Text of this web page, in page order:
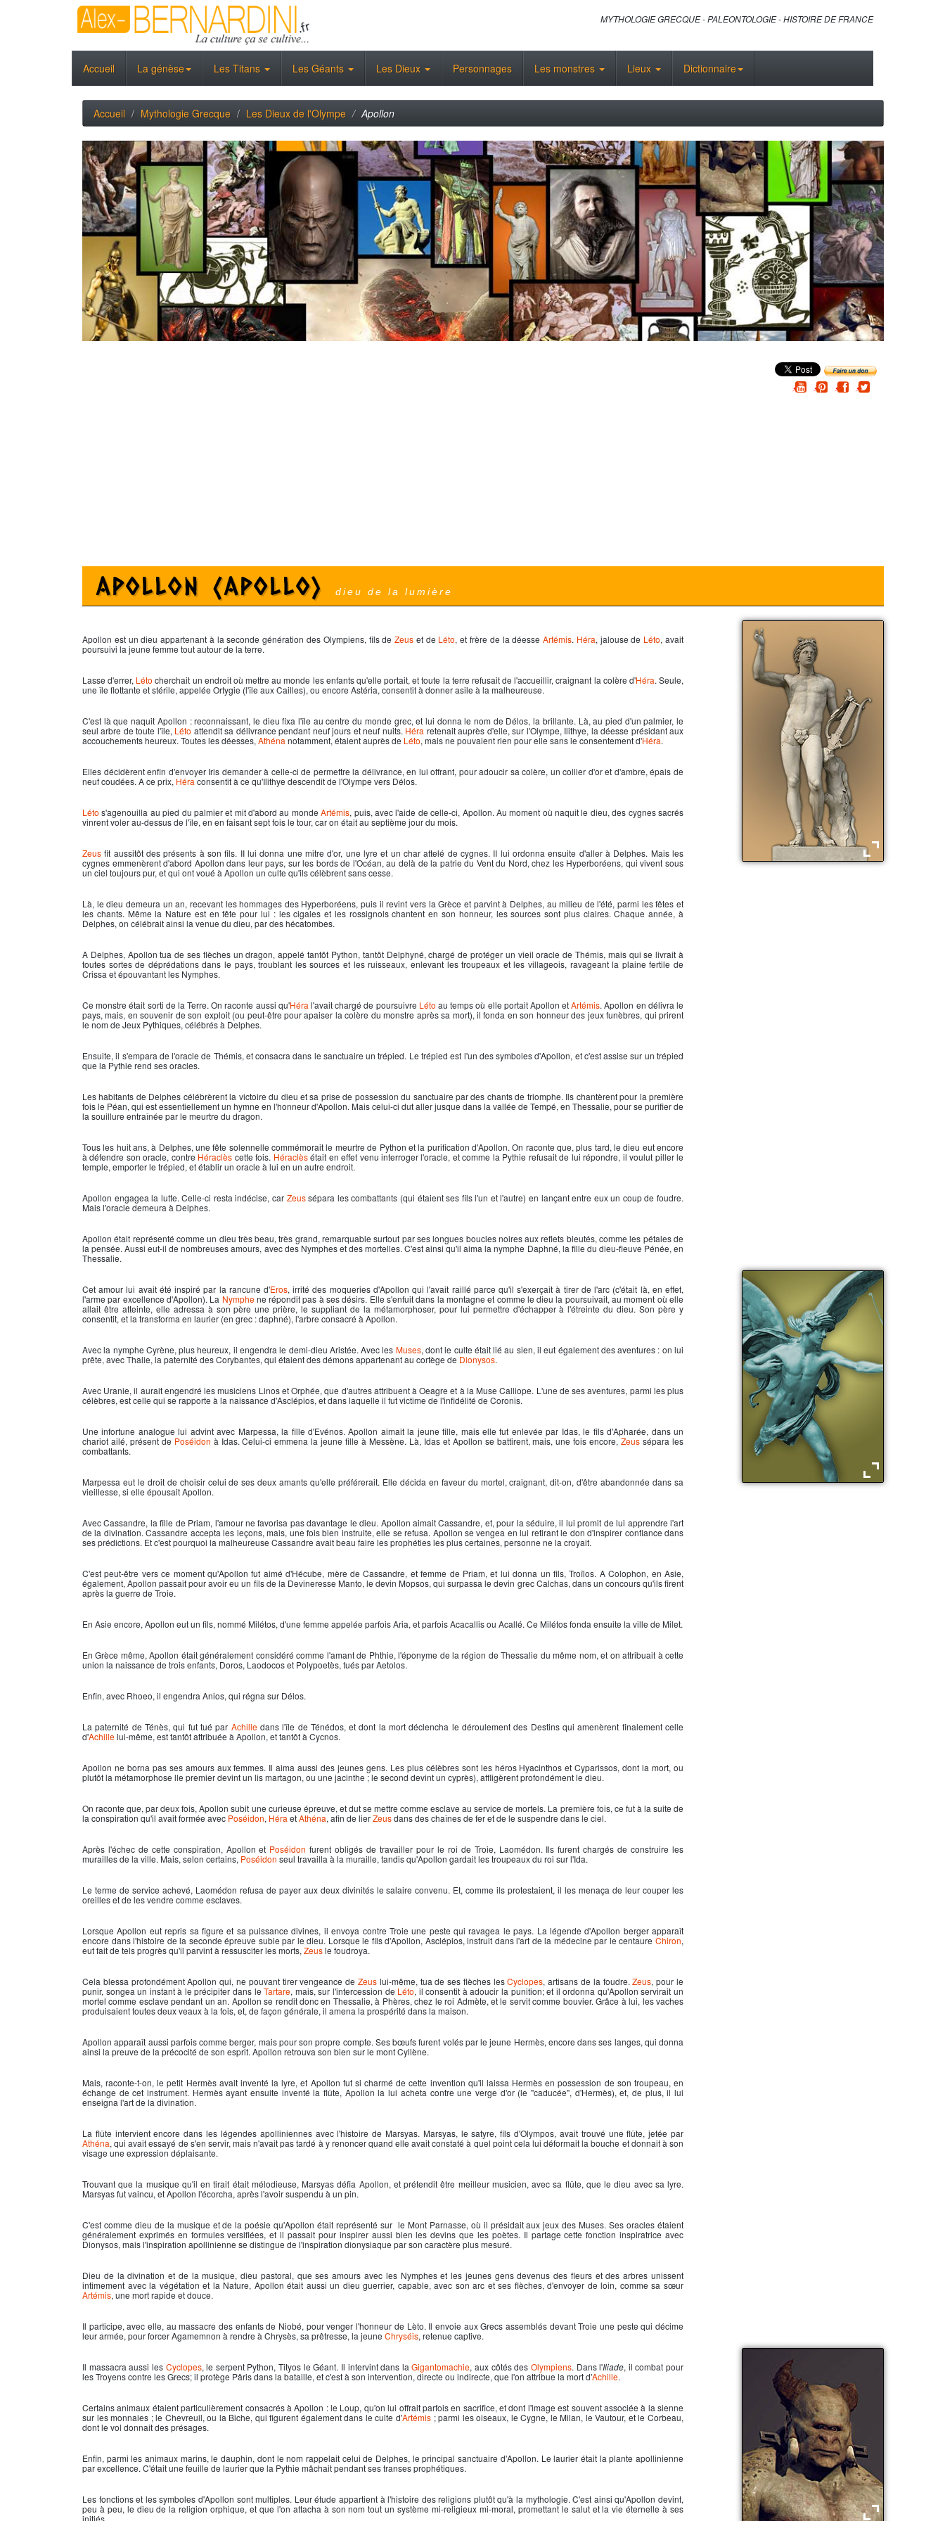
MYTHOLOGIE GRECQUE - PALEONTOLOGIE - HISTOIRE DE FRANCE
Accueil La génèse Les Titans Les Géants Les Dieux Personnages Les monstres Lieux Dictionnaire
Accueil Mythologie Grecque Les Dieux de l'Olympe Apollon
Apollon (Apollo) dieu de la lumière
Apollon est un dieu appartenant à la seconde génération des Olympiens, fils deZeus et de Léto, et frère de la déesseArtémis. Héra, jalouse de Léto, avait
poursuivi la jeune femme tout autour de la terre.
Lasse d'errer, Léto cherchait un endroit où mettre au monde les enfants qu'elle portait, et toute la terre refusait de l'accueillir, craignant la colère d'Héra. Seule,
une île flottante et stérile, appelée Ortygie (l'île aux Cailles), ou encore Astéria, consentit à donner asile à la malheureuse.
C'est là que naquit Apollon : reconnaissant, le dieu fixa l'île au centre du monde grec, et lui donna le nom de Délos, la brillante. Là, au pied d'un palmier, le
seul arbre de toute l'île, Léto attendit sa délivrance pendant neuf jours et neuf nuits. Héra retenait auprès d'elle, sur l'Olympe, Ilithye, la déesse présidant aux
accouchements heureux. Toutes les déesses, Athéna notamment, étaient auprès de Léto, mais ne pouvaient rien pour elle sans le consentement d'Héra.
Elles décidèrent enfin d'envoyer Iris demander à celle-ci de permettre la délivrance, en lui offrant, pour adoucir sa colère, un collier d'or et d'ambre, épais de
neuf coudées. A ce prix, Héraconsentit à ce qu'Ilithye descendit de l'Olympe vers Délos.
Léto s'agenouilla au pied du palmier et mit d'abord au mondeArtémis, puis, avec l'aide de celle-ci, Apollon. Au moment où naquit le dieu, des cygnes sacrés
vinrent voler au-dessus de l'île, en en faisant sept fois le tour, car on était au septième jour du mois.
Zeus fit aussitôt des présents à son fils. II lui donna une mitre d'or, une lyre et un char attelé de cygnes. II lui ordonna ensuite d'aller à Delphes. Mais les
cygnes emmenèrent d'abord Apollon dans leur pays, sur les bords de l'Océan, au delà de la patrie du Vent du Nord, chez les Hyperboréens, qui vivent sous
un ciel toujours pur, et qui ont voué à Apollon un culte qu'ils célèbrent sans cesse.
Là, le dieu demeura un an, recevant les hommages des Hyperboréens, puis il revint vers la Grèce et parvint à Delphes, au milieu de l'été, parmi les fêtes et
les chants. Même la Nature est en fête pour lui : les cigales et les rossignols chantent en son honneur, les sources sont plus claires. Chaque année, à
Delphes, on célébrait ainsi la venue du dieu, par des hécatombes.
A Delphes, Apollon tua de ses flèches un dragon, appelé tantôt Python, tantôt Delphyné, chargé de protéger un vieil oracle de Thémis, mais qui se livrait à
toutes sortes de déprédations dans le pays, troublant les sources et les ruisseaux, enlevant les troupeaux et les villageois, ravageant la plaine fertile de
Crissa et épouvantant les Nymphes.
Ce monstre était sorti de la Terre. On raconte aussi qu'Héra l'avait chargé de poursuivre Léto au temps où elle portaitApollon etArtémis.Apollon en délivra le
pays, mais, en souvenir de son exploit (ou peut-être pour apaiser la colère du monstre après sa mort), il fonda en son honneur des jeux funèbres, qui prirent
le nom de Jeux Pythiques, célébrés à Delphes.
Ensuite, il s'empara de l'oracle de Thémis, et consacra dans le sanctuaire un trépied. Le trépied est l'un des symboles d'Apollon, et c'est assise sur un trépied
que la Pythie rend ses oracles.
Les habitants de Delphes célébrèrent la victoire du dieu et sa prise de possession du sanctuaire par des chants de triomphe. Ils chantèrent pour la première
fois le Péan, qui est essentiellement un hymne en l'honneur d'Apollon. Mais celui-ci dut aller jusque dans la vallée de Tempé, en Thessalie, pour se purifier de
la souillure entraînée par le meurtre du dragon.
Tous les huit ans, à Delphes, une fête solennelle commémorait le meurtre de Python et la purification d'Apollon. On raconte que, plus tard, le dieu eut encore
à défendre son oracle, contre Héraclès cette fois. Héraclèsétait en effet venu interroger l'oracle, et comme la Pythie refusait de lui répondre, il voulut piller le
temple, emporter le trépied, et établir un oracle à lui en un autre endroit.
Apollon engagea la lutte. Celle-ci resta indécise, car Zeussépara les combattants (qui étaient ses fils l'un et l'autre) en lançant entre eux un coup de foudre.
Mais l'oracle demeura à Delphes.
Apollon était représenté comme un dieu très beau, très grand, remarquable surtout par ses longues boucles noires aux reflets bleutés, comme les pétales de
la pensée. Aussi eut-il de nombreuses amours, avec des Nymphes et des mortelles. C'est ainsi qu'il aima la nymphe Daphné, la fille du dieu-fleuve Pénée, en
Thessalie.
Cet amour lui avait été inspiré par la rancune d'Eros, irrité des moqueries d'Apollon qui l'avait raillé parce qu'il s'exerçait à tirer de l'arc (c'était là, en effet,
l'arme par excellence d'Apollon). La Nymphene répondit pas à ses désirs. Elle s'enfuit dans la montagne et comme le dieu la poursuivait, au moment où elle
allait être atteinte, elle adressa à son père une prière, le suppliant de la métamorphoser, pour lui permettre d'échapper à l'étreinte du dieu. Son père y
consentit, et la transforma en laurier (en grec : daphné), l'arbre consacré à Apollon.
Avec la nymphe Cyrène, plus heureux, il engendra le demi-dieu Aristée. Avec les Muses, dont le culte était lié au sien, il eut également des aventures : on lui
prête, avec Thalie, la paternité des Corybantes, qui étaient des démons appartenant au cortège de Dionysos.
Avec Uranie, il aurait engendré les musiciens Linos et Orphée, que d'autres attribuent à Oeagre et à la Muse Calliope. L'une de ses aventures, parmi les plus
célèbres, est celle qui se rapporte à la naissance d'Asclépios, et dans laquelle il fut victime de l'infidélité de Coronis.
Une infortune analogue lui advint avec Marpessa, la fille d'Evénos.Apollon aimait la jeune fille, mais elle fut enlevée par Idas, le fils d'Apharée, dans un
chariot ailé, présent de Poséidon à Idas. Celui-ci emmena la jeune fille à Messène. Là, Idas et Apollon se battirent, mais, une fois encore,Zeus sépara les
combattants.
Marpessa eut le droit de choisir celui de ses deux amants qu'elle préférerait. Elle décida en faveur du mortel, craignant, dit-on, d'être abandonnée dans sa
vieillesse, si elle épousaitApollon.
Avec Cassandre, la fille de Priam, l'amour ne favorisa pas davantage le dieu. Apollon aimait Cassandre, et, pour la séduire, il lui promit de lui apprendre l'art
de la divination. Cassandre accepta les leçons, mais, une fois bien instruite, elle se refusa. Apollon se vengea en lui retirant le don d'inspirer confiance dans
ses prédictions. Et c'est pourquoi la malheureuse Cassandre avait beau faire les prophéties les plus certaines, personne ne la croyait.
C'est peut-être vers ce moment qu'Apollon fut aimé d'Hécube, mère de Cassandre, et femme de Priam, et lui donna un fils, Troïlos. A Colophon, en Asie,
également,Apollon passait pour avoir eu un fils de la Devineresse Manto, le devin Mopsos, qui surpassa le devin grec Calchas, dans un concours qu'ils firent
après la guerre de Troie.
En Asie encore, Apollon eut un fils, nommé Milétos, d'une femme appelée parfois Aria, et parfois Acacallis ou Acallé. Ce Milétos fonda ensuite la ville de Milet.
En Grèce même,Apollon était généralement considéré comme l'amant de Phthie, l'éponyme de la région de Thessalie du même nom, et on attribuait à cette
union la naissance de trois enfants, Doros, Laodocos et Polypoetès, tués par Aetolos.
Enfin, avec Rhoeo, il engendra Anios, qui régna sur Délos.
La paternité de Ténès, qui fut tué par Achilledans l'île de Ténédos, et dont la mort déclencha le déroulement des Destins qui amenèrent finalement celle
d'Achillelui-même, est tantôt attribuée à Apollon, et tantôt à Cycnos.
Apollon ne borna pas ses amours aux femmes. Il aima aussi des jeunes gens. Les plus célèbres sont les héros Hyacinthos et Cyparissos, dont la mort, ou
plutôt la métamorphose lle premier devint un lis martagon, ou une jacinthe ; le second devint un cyprès), affligèrent profondément le dieu.
On raconte que, par deux fois,Apollon subit une curieuse épreuve, et dut se mettre comme esclave au service de mortels. La première fois, ce fut à la suite de
la conspiration qu'il avait formée avec Poséidon, Héra etAthéna, afin de lierZeusdans des chaînes de fer et de le suspendre dans le ciel.
Après l'échec de cette conspiration, Apollon et Poséidon furent obligés de travailler pour le roi de Troie, Laomédon. Ils furent chargés de construire les
murailles de la ville. Mais, selon certains, Poséidon seul travailla à la muraille, tandis qu'Apollon gardait les troupeaux du roi sur l'Ida.
Le terme de service achevé, Laomédon refusa de payer aux deux divinités le salaire convenu. Et, comme ils protestaient, il les menaça de leur couper les
oreilles et de les vendre comme esclaves.
LorsqueApollon eut repris sa figure et sa puissance divines, il envoya contre Troie une peste qui ravagea le pays. La légende d'Apollon berger apparaît
encore dans l'histoire de la seconde épreuve subie par le dieu. Lorsque le fils d'Apollon, Asclépios, instruit dans l'art de la médecine par le centaureChiron,
eut fait de tels progrès qu'il parvint à ressusciter les morts, Zeusle foudroya.
Cela blessa profondémentApollon qui, ne pouvant tirer vengeance de Zeuslui-même, tua de ses flèches lesCyclopes, artisans de la foudre.Zeus, pour le
punir, songea un instant à le précipiter dans leTartare, mais, sur l'intercession de Léto, il consentit à adoucir la punition; et il ordonna qu'Apollon servirait un
mortel comme esclave pendant un an. Apollon se rendit donc en Thessalie, à Phères, chez le roi Admète, et le servit comme bouvier. Grâce à lui, les vaches
produisaient toutes deux veaux à la fois, et, de façon générale, il amena la prospérité dans la maison.
Apollon apparaît aussi parfois comme berger, mais pour son propre compte. Ses bœufs furent volés par le jeune Hermès, encore dans ses langes, qui donna
ainsi la preuve de la précocité de son esprit. Apollon retrouva son bien sur le mont Cyllène.
Mais, raconte-t-on, le petit Hermès avait inventé la lyre, et Apollon fut si charmé de cette invention qu'il laissa Hermès en possession de son troupeau, en
échange de cet instrument. Hermès ayant ensuite inventé la flûte, Apollon la lui acheta contre une verge d'or (le "caducée", d'Hermès), et, de plus, il lui
enseigna l'art de la divination.
La flûte intervient encore dans les légendes apolliniennes avec l'histoire de Marsyas. Marsyas, le satyre, fils d'Olympos, avait trouvé une flûte, jetée par
Athéna, qui avait essayé de s'en servir, mais n'avait pas tardé à y renoncer quand elle avait constaté à quel point cela lui déformait la bouche et donnait à son
visage une expression déplaisante.
Trouvant que la musique qu'il en tirait était mélodieuse, Marsyas défia Apollon, et prétendit être meilleur musicien, avec sa flûte, que le dieu avec sa lyre.
Marsyas fut vaincu, etApollon l'écorcha, après l'avoir suspendu à un pin.
C'est comme dieu de la musique et de la poésie qu'Apollon était représenté sur le Mont Parnasse, où il présidait aux jeux des Muses. Ses oracles étaient
généralement exprimés en formules versifiées, et il passait pour inspirer aussi bien les devins que les poètes. Il partage cette fonction inspiratrice avec
Dionysos, mais l'inspiration apollinienne se distingue de l'inspiration dionysiaque par son caractère plus mesuré.
Dieu de la divination et de la musique, dieu pastoral, que ses amours avec les Nymphes et les jeunes gens devenus des fleurs et des arbres unissent
intimement avec la végétation et la Nature, Apollon était aussi un dieu guerrier, capable, avec son arc et ses flèches, d'envoyer de loin, comme sa sœur
Artémis, une mort rapide et douce.
Il participe, avec elle, au massacre des enfants de Niobé, pour venger l'honneur de Lèto. Il envoie aux Grecs assemblés devant Troie une peste qui décime
leur armée, pour forcer Agamemnon à rendre à Chrysès, sa prêtresse, la jeune Chryséis, retenue captive.
Il massacra aussi les Cyclopes, le serpent Python, Tityos le Géant. Il intervint dans laGigantomachie, aux côtés des Olympiens. Dans l'Iliade, il combat pour
les Troyens contre les Grecs; il protège Pâris dans la bataille, et c'est à son intervention, directe ou indirecte, que l'on attribue la mort d'Achille.
Certains animaux étaient particulièrement consacrés àApollon : le Loup, qu'on lui offrait parfois en sacrifice, et dont l'image est souvent associée à la sienne
sur les monnaies ; le Chevreuil, ou la Biche, qui figurent également dans le culte d'Artémis ; parmi les oiseaux, le Cygne, le Milan, le Vautour, et le Corbeau,
dont le vol donnait des présages.
Enfin, parmi les animaux marins, le dauphin, dont le nom rappelait celui de Delphes, le principal sanctuaire d'Apollon. Le laurier était la plante apollinienne
par excellence. C'était une feuille de laurier que la Pythie mâchait pendant ses transes prophétiques.
Les fonctions et les symboles d'Apollon sont multiples. Leur étude appartient à l'histoire des religions plutôt qu'à la mythologie. C'est ainsi qu'Apollon devint,
peu à peu, le dieu de la religion orphique, et que l'on attacha à son nom tout un système mi-religieux mi-moral, promettant le salut et la vie éternelle à ses
initiés.